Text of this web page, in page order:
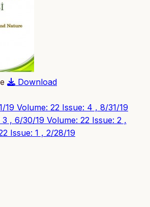
Download
19 Volume: 22 Issue: 4 , 8/31/19
3 , 6/30/19 Volume: 22 Issue: 2 ,
Issue: 1 , 2/28/19